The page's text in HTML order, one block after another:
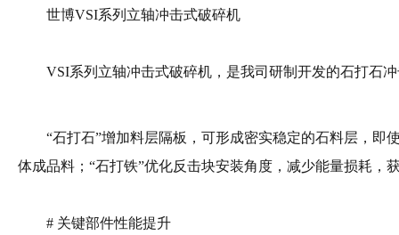
世博VSI系列立轴冲击式破碎机
VSI系列立轴冲击式破碎机，是我司研制开发的石打石冲
“石打石”增加料层隔板，可形成密实稳定的石料层，即
体成品料；“石打铁”优化反击块安装角度，减少能量损耗，
# 关键部件性能提升